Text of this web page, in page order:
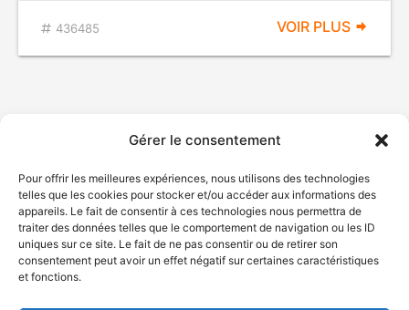
Gérer le consentement
Pour offrir les meilleures expériences, nous utilisons des technologies
telles que les cookies pour stocker et/ou accéder aux informations des
appareils. Le fait de consentir à ces technologies nous permettra de
traiter des données telles que le comportement de navigation ou les ID
uniques sur ce site. Le fait de ne pas consentir ou de retirer son
consentement peut avoir un effet négatif sur certaines caractéristiques
et fonctions.
436485 VOIR PLUS